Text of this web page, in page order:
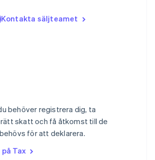
Kontakta säljteamet
behöver registrera dig, ta
skatt och få åtkomst till de
för att deklarera.
Tax
ItalianoEnglish